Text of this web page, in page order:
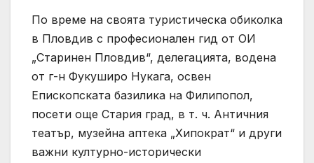
По време на своята туристическа обиколка
в Пловдив с професионален гид от ОИ
„Старинен Пловдив“, делегацията, водена
от г-н Фукуширо Нукага, освен
Епископската базилика на Филипопол,
посети още Стария град, в т. ч. Античния
театър, музейна аптека „Хипократ“ и други
важни културно-исторически